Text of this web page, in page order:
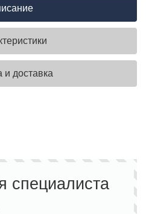
и доставка
специалиста